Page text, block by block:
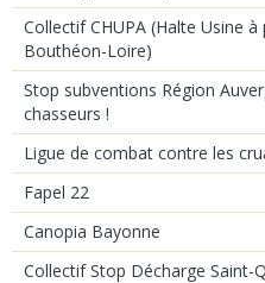
Collectif CHUPA (Halte Usine
Bouthéon-Loire)
Stop subventions Région
chasseurs !
Ligue de combat contre les
Fapel 22
Canopia Bayonne
Collectif Stop Décharge Saint-